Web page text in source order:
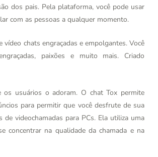
dos pais. Pela plataforma, você pode usar
com as pessoas a qualquer momento.
chats engraçadas e empolgantes. Você
paixões e muito mais. Criado
os usuários o adoram. O chat Tox permite
para permitir que você desfrute de sua
videochamadas para PCs. Ela utiliza uma
concentrar na qualidade da chamada e na